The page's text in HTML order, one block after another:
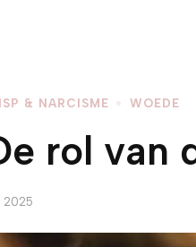
& NARCISME WOEDE
rol
2025